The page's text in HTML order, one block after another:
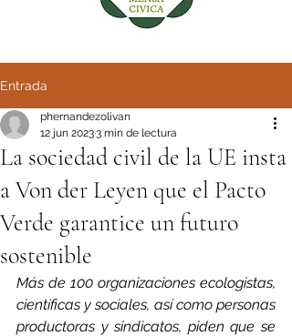
Entrada
La sociedad civil de la UE insta
a Von der Leyen que el Pacto
Verde garantice un futuro
sostenible
phernandezolivan
12 jun 20233 min de lectura
Más de 100 organizaciones ecologistas,
científicas y sociales, así como personas
productoras y sindicatos, piden que se